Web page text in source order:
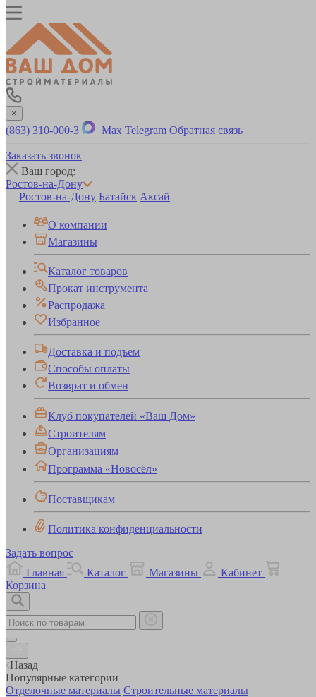
×
(863) 310-000-3 Max Telegram Обратная связь
Заказать звонок
Ваш город:
Ростов-на-Дону
Ростов-на-Дону Батайск Аксай
О компании
Магазины
Каталог товаров
Прокат инструмента
Распродажа
Избранное
Доставка и подъем
Способы оплаты
Возврат и обмен
Клуб покупателей «Ваш Дом»
Строителям
Организациям
Программа «Новосёл»
Поставщикам
Политика конфиденциальности
Задать вопрос
Главная
Каталог Магазины
Кабинет
Корзина
Назад
Популярные категории
Отделочные материалы Строительные материалы